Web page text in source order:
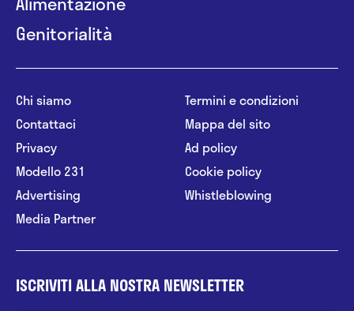
Genitorialità
Chi siamo
Contattaci
Privacy
Modello 231
Advertising
Media Partner
Termini e condizioni
Mappa del sito
Ad policy
Cookie policy
Whistleblowing
ISCRIVITI ALLA NOSTRA NEWSLETTER